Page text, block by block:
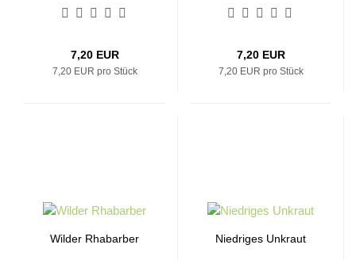
7,20 EUR
7,20 EUR pro Stück
7,20 EUR
7,20 EUR pro Stück
Wilder Rhabarber Niedriges Unkraut